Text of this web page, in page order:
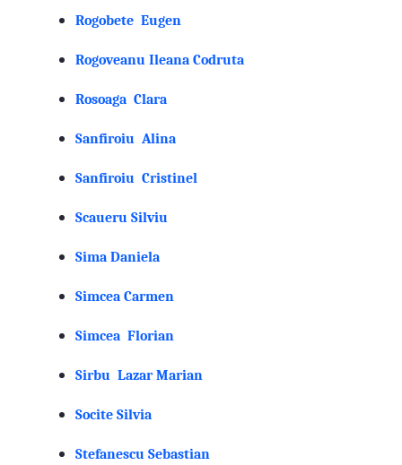
Rogobete Eugen
Rogoveanu Ileana Codruta
Rosoaga Clara
Sanfiroiu Alina
Sanfiroiu Cristinel
Scaueru Silviu
Sima Daniela
Simcea Carmen
Simcea Florian
Sirbu Lazar Marian
Socite Silvia
Stefanescu Sebastian